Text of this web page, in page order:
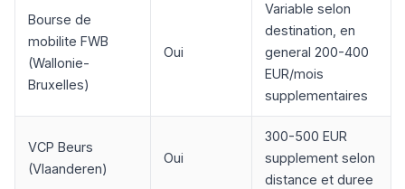
Bourse de
mobilite FWB
(Wallonie-
Bruxelles)
Oui
Variable selon
destination, en
general 200-400
EUR/mois
supplementaires
VCP Beurs
(Vlaanderen)
Oui
300-500 EUR
supplement selon
distance et duree